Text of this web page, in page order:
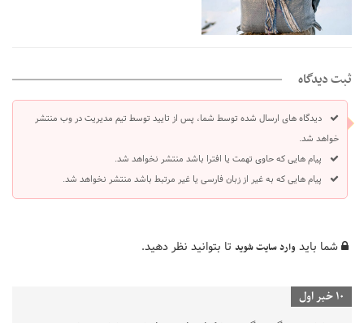
ثبت دیدگاه
دیدگاه های ارسال شده توسط شما، پس از تایید توسط تیم مدیریت در وب منتشر
خواهد شد.
پیام هایی که حاوی تهمت یا افترا باشد منتشر نخواهد شد.
پیام هایی که به غیر از زبان فارسی یا غیر مرتبط باشد منتشر نخواهد شد.
شما باید وارد سایت شوید تا بتوانید نظر دهید.
10 خبر اول